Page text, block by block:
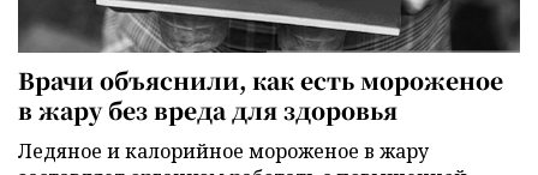
Врачи объяснили, как есть мороженое
в жару без вреда для здоровья
Ледяное и калорийное мороженое в жару